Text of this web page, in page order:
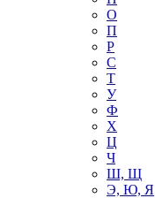
О
П
Р
С
Т
У
Ф
Х
Ц
Ч
Ш, Щ
Э, Ю, Я